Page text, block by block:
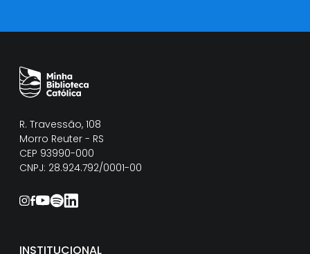
R. Travessão, 108
Morro Reuter - RS
CEP 93990-000
CNPJ: 28.924.792/0001-00
INSTITUCIONAL